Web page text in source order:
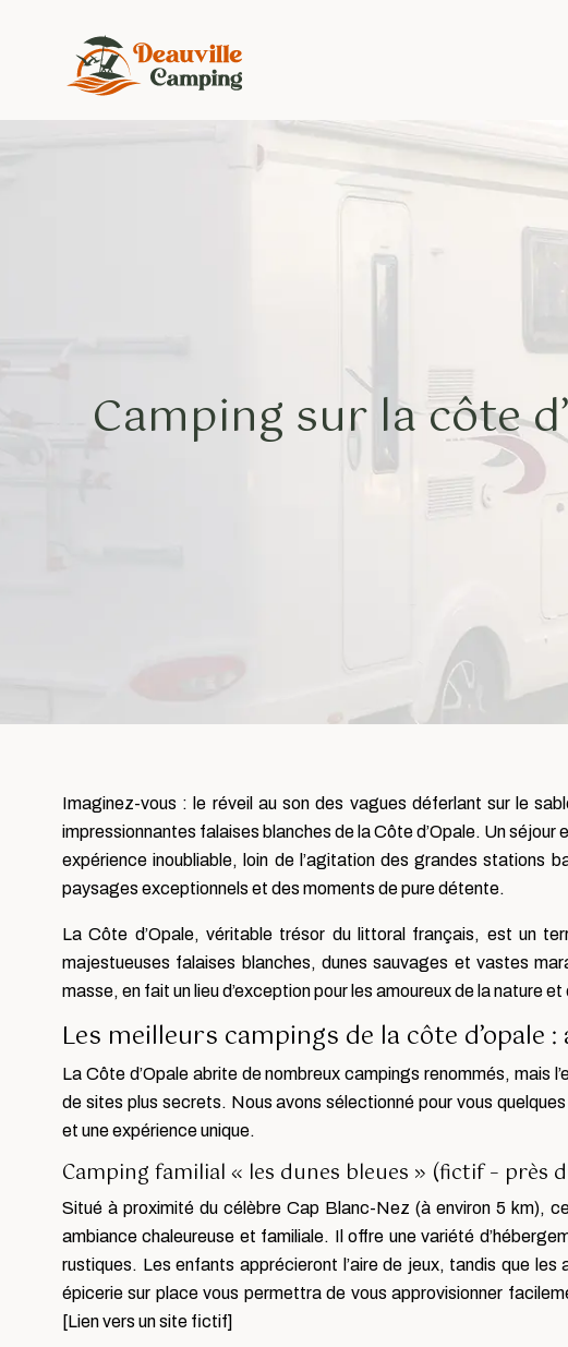
Camping sur la côte
Imaginez-vous : le réveil au son des vagues déferlant sur le
impressionnantes falaises blanches de la Côte d’Opale. Un
expérience inoubliable, loin de l’agitation des grandes stations
paysages exceptionnels et des moments de pure détente.
La Côte d’Opale, véritable trésor du littoral français, est un
majestueuses falaises blanches, dunes sauvages et vastes
masse, en fait un lieu d’exception pour les amoureux de la nature et
Les meilleurs campings de la côte d’opale
La Côte d’Opale abrite de nombreux campings renommés, mais
de sites plus secrets. Nous avons sélectionné pour vous
et une expérience unique.
Camping familial « les dunes bleues » (fictif – près
Situé à proximité du célèbre Cap Blanc-Nez (à environ 5 km),
ambiance chaleureuse et familiale. Il offre une variété
rustiques. Les enfants apprécieront l’aire de jeux, tandis que
épicerie sur place vous permettra de vous approvisionner
[Lien vers un site fictif]